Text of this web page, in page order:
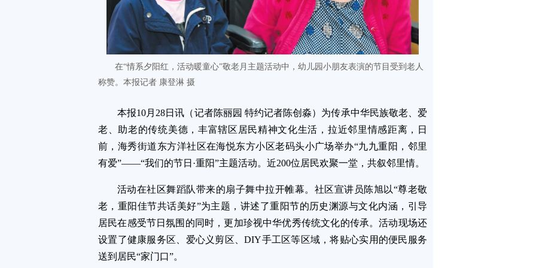
在“情系夕阳红，活动暖童心”敬老月主题活动中，幼儿园小朋友表演的节目受到老人
称赞。本报记者 康登淋 摄
本报10月28日讯（记者陈丽园 特约记者陈创淼）为传承中华民族敬老、爱
老、助老的传统美德，丰富辖区居民精神文化生活，拉近邻里情感距离，日
前，海秀街道东方洋社区在海悦东方小区老码头小广场举办“九九重阳，邻里
有爱”——“我们的节日·重阳”主题活动。近200位居民欢聚一堂，共叙邻里情。
活动在社区舞蹈队带来的扇子舞中拉开帷幕。社区宣讲员陈旭以“尊老敬
老，重阳佳节共话美好”为主题，讲述了重阳节的历史渊源与文化内涵，引导
居民在感受节日氛围的同时，更加珍视中华优秀传统文化的传承。活动现场还
设置了健康服务区、爱心义剪区、DIY手工区等区域，将贴心实用的便民服务
送到居民“家门口”。